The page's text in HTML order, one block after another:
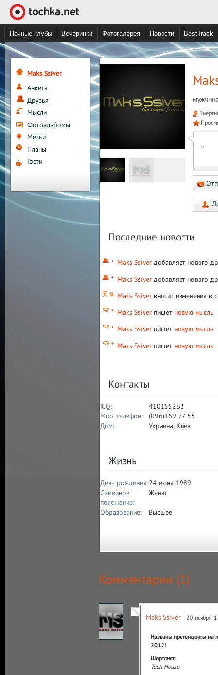
Ночные клубы Вечеринки Фотогалерея Новости BestTrack
Maks Ssiver
Анкета
Друзья
Мысли
Фотоальбомы
Метки
Планы
Гости
...
Последние новости
Maks Ssiver добавляет нового
Maks Ssiver добавляет нового
Maks Ssiver вносит изменения в
Maks Ssiver пишет новую мысль
Maks Ssiver пишет новую мысль
Maks Ssiver пишет новую мысль
Контакты
ICQ:
410155262
Моб. телефон:
(096)169 27 55
Дом:
Украина, Киев
Жизнь
День рождения:24 июня 1989
Семейное
положение:
Женат
Образование: Высшее
Комментарии (1)
Maks Ssiver 20 ноября
Названы претенденты на
2012!
Шортлист:
Tech-House